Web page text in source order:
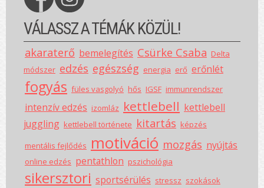
VÁLASSZ A TÉMÁK KÖZÜL!
akaraterő bemelegítés Csürke Csaba Delta
módszer edzés egészség energia erő erőnlét
fogyás füles vasgolyó hős IGSF immunrendszer
intenzív edzés izomláz kettlebell kettlebell
juggling kettlebell története kitartás képzés
mentális fejlődés motiváció mozgás nyújtás
online edzés pentathlon pszichológia
sikersztori sportsérülés stressz szokások